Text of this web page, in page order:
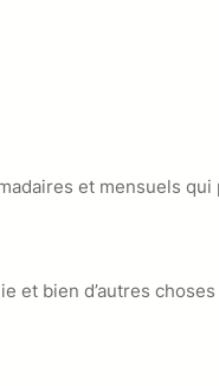
et mensuels
et bien d’autres